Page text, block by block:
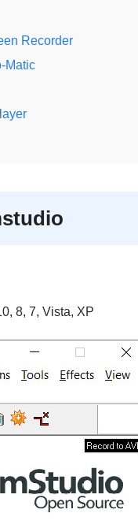
Recorder
Matic
8, 7, Vista, XP